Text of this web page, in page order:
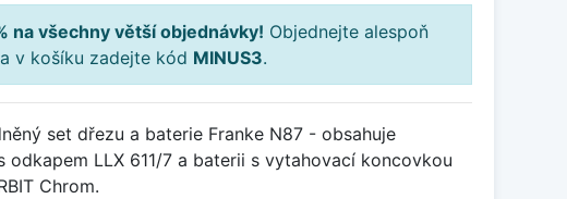
na všechny větší objednávky! Objednejte alespoň
v košíku zadejte kód MINUS3.
set dřezu a baterie Franke N87 - obsahuje
odkapem LLX 611/7 a baterii s vytahovací koncovkou
Chrom.